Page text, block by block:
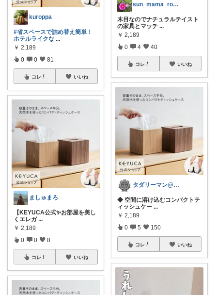
kuroppa
#省スペースで詰め替え簡単！
ホテルライクな ...
￥ 2,189
0 0 81
コレ いいね
ましゅまろ
​【KEYUCA公式✨お部屋を美し
くエレガ ...
￥ 2,189
0 0 8
コレ いいね
sun_mama_room
木目なのでナチュラルテイスト
の家具とマッチ ...
￥ 2,189
0 4 40
コレ いいね
タダリーマン@はてなブロガー
◆ 空間に溶け込むコンパクトテ
ィッシュケー ...
￥ 2,189
0 5 150
コレ いいね